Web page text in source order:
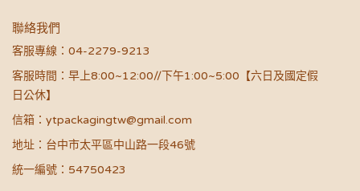
聯絡我們
客服專線：04-2279-9213
客服時間：早上8:00~12:00//下午1:00~5:00【六日及國定假
日公休】
信箱：ytpackagingtw@gmail.com
地址：台中市太平區中山路一段46號
統一編號：54750423